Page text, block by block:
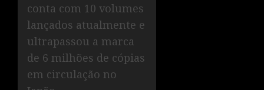
conta com 10 volumes
lançados atualmente e
ultrapassou a marca
de 6 milhões de cópias
em circulação no